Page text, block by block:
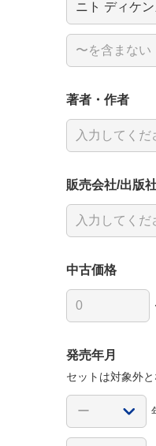
著者・作者
販売会社/出版
中古価格
発売年月
セットは対象外